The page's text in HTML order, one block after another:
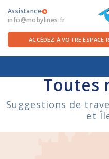
Assistance
info@mobylines.fr
ITA FRA
LES TRAVERSÉES
OFFRES FERRIES
ACCÉDEZ À VOTRE ESPACE
Accueil
Toutes
Suggestions de
et